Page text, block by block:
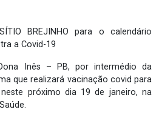
BREJINHO para o calendário
a Covid-19
Inês – PB, por intermédio da
que realizará vacinação covid para
próximo dia 19 de janeiro, na